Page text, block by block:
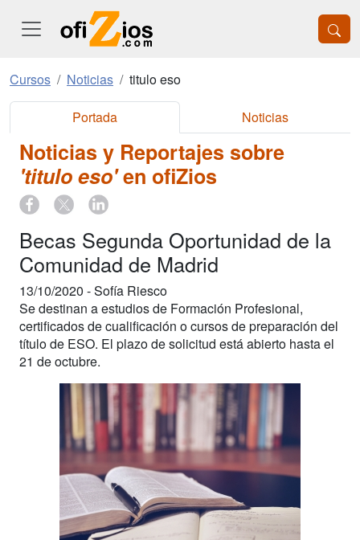
Cursos Noticias titulo eso
Portada Noticias
Noticias y Reportajes sobre
'titulo eso'en ofiZios
Becas Segunda Oportunidad de la
Comunidad de Madrid
13/10/2020 -Sofía Riesco
Se destinan a estudios de Formación Profesional,
certificados de cualificación o cursos de preparación del
título de ESO. El plazo de solicitud está abierto hasta el
21 de octubre.